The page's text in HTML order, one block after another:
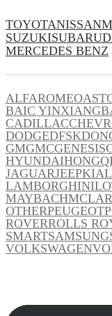
TOYOTANISSAN
SUZUKISUBARU
MERCEDES BENZ
ALFAROMEO
BAIC YINXIANG
CADILLAC
DODGEDFSK
GMGMCGENESIS
HYUNDAI
JAGUARJEEPKIA
LAMBORGHINI
MAYBACH
OTHERPEUGEOT
ROVERROLLS
SMARTSAMSUNG
VOLKSWAGEN